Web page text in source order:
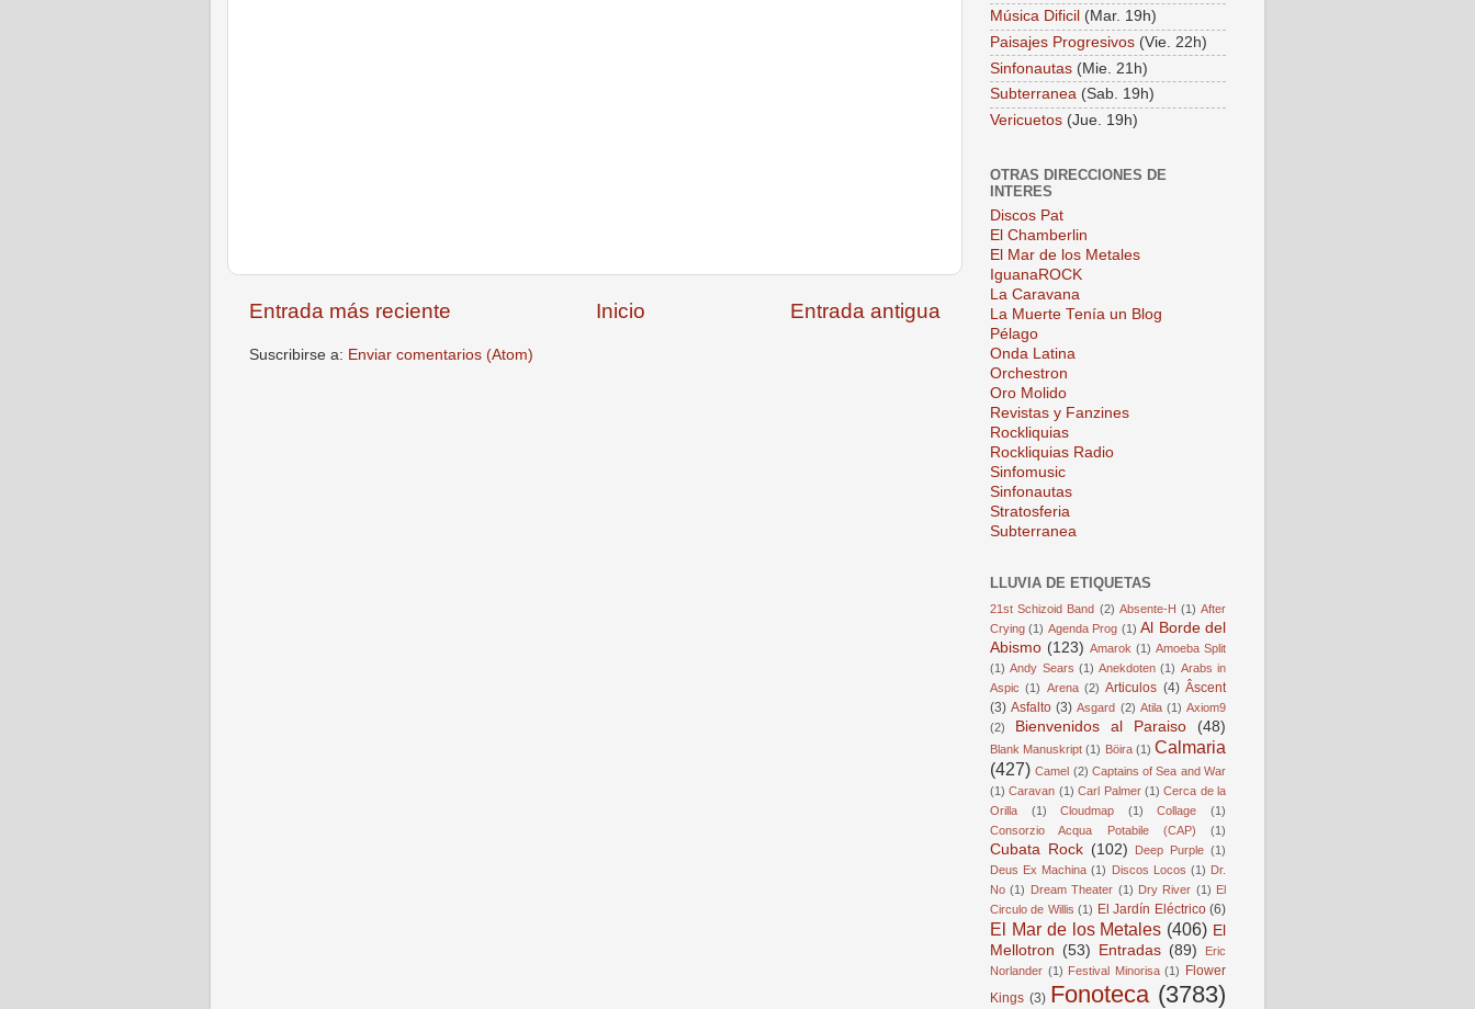
Entrada más reciente Entrada antigua
Inicio
Suscribirse a: Enviar comentarios (Atom)
Música Dificil (Mar. 19h)
Paisajes Progresivos (Vie. 22h)
Sinfonautas (Mie. 21h)
Subterranea (Sab. 19h)
Vericuetos (Jue. 19h)
OTRAS DIRECCIONES DE
INTERES
Discos Pat
El Chamberlin
El Mar de los Metales
IguanaROCK
La Caravana
La Muerte Tenía un Blog
Pélago
Onda Latina
Orchestron
Oro Molido
Revistas y Fanzines
Rockliquias
Rockliquias Radio
Sinfomusic
Sinfonautas
Stratosferia
Subterranea
LLUVIA DE ETIQUETAS
21st Schizoid Band (2) Absente-H (1) After
Crying (1) Agenda Prog (1) Al Borde del
Abismo (123) Amarok (1) Amoeba Split
(1) Andy Sears (1) Anekdoten (1) Arabs in
Aspic (1) Arena (2) Articulos (4) Âscent
(3) Asfalto (3) Asgard (2) Atila (1) Axiom9
(2)
Bienvenidos al Paraiso (48)
Blank Manuskript (1) Böira (1) Calmaria
(427) Camel (2) Captains of Sea and War
(1) Caravan (1) Carl Palmer (1) Cerca de la
Orilla
(1) Cloudmap (1) Collage
(1)
Consorzio Acqua Potabile (CAP)
(1)
Cubata Rock (102) Deep Purple (1)
Deus Ex Machina (1) Discos Locos (1) Dr.
No (1) Dream Theater (1) Dry River (1) El
Circulo de Willis (1) El Jardín Eléctrico (6)
El Mar de los Metales (406) El
Mellotron (53) Entradas (89)
Eric
Norlander (1) Festival Minorisa (1) Flower
Kings (3) Fonoteca (3783)